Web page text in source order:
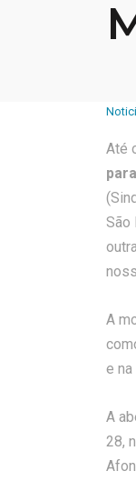
Até
São
A
e na
A
28,